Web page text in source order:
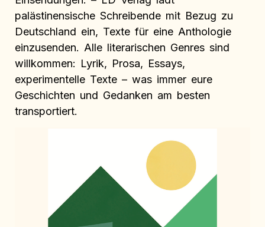
palästinensische Schreibende mit Bezug zu
Deutschland ein, Texte für eine Anthologie
einzusenden. Alle literarischen Genres sind
willkommen: Lyrik, Prosa, Essays,
experimentelle Texte – was immer eure
Geschichten und Gedanken am besten
transportiert.